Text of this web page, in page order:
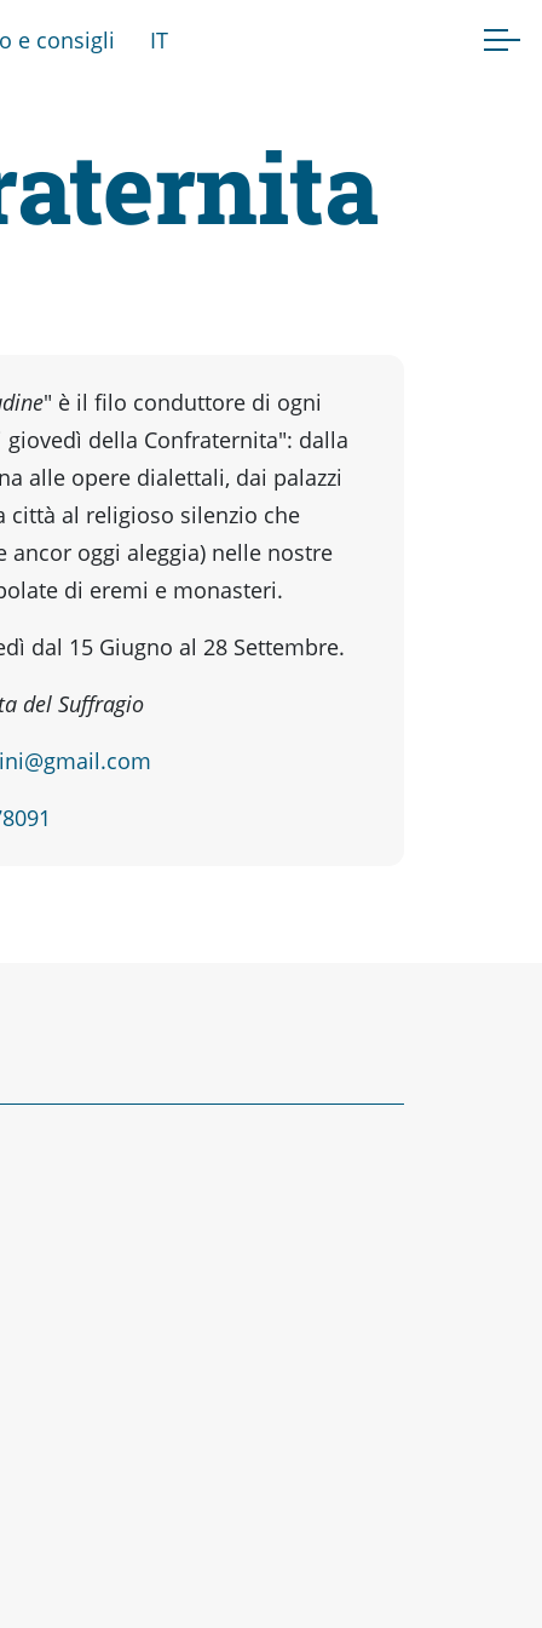
e consigli IT
" è il filo conduttore di ogni
giovedì della Confraternita": dalla
alle opere dialettali, dai palazzi
città al religioso silenzio che
ancor oggi aleggia) nelle nostre
di eremi e monasteri.
dal 15 Giugno al 28 Settembre.
del Suffragio